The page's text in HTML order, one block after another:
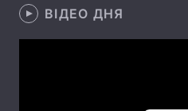
Інтерв'ю
ВІДЕО ДНЯ